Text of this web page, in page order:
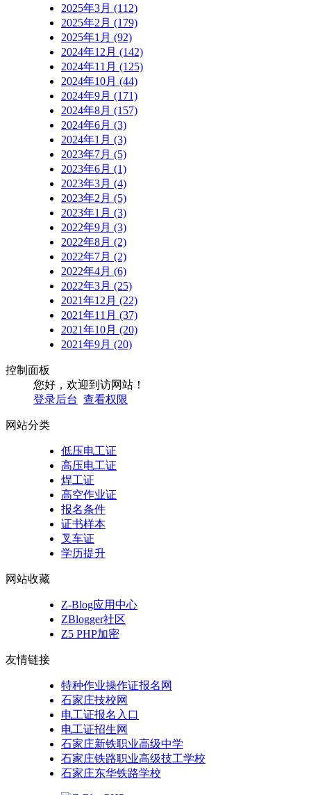
2025年3月 (112)
2025年2月 (179)
2025年1月 (92)
2024年12月 (142)
2024年11月 (125)
2024年10月 (44)
2024年9月 (171)
2024年8月 (157)
2024年6月 (3)
2024年1月 (3)
2023年7月 (5)
2023年6月 (1)
2023年3月 (4)
2023年2月 (5)
2023年1月 (3)
2022年9月 (3)
2022年8月 (2)
2022年7月 (2)
2022年4月 (6)
2022年3月 (25)
2021年12月 (22)
2021年11月 (37)
2021年10月 (20)
2021年9月 (20)
控制面板
您好，欢迎到访网站！
登录后台 查看权限
网站分类
低压电工证
高压电工证
焊工证
高空作业证
报名条件
证书样本
叉车证
学历提升
网站收藏
Z-Blog应用中心
ZBlogger社区
Z5 PHP加密
友情链接
特种作业操作证报名网
石家庄技校网
电工证报名入口
电工证招生网
石家庄新铁职业高级中学
石家庄铁路职业高级技工学校
石家庄东华铁路学校